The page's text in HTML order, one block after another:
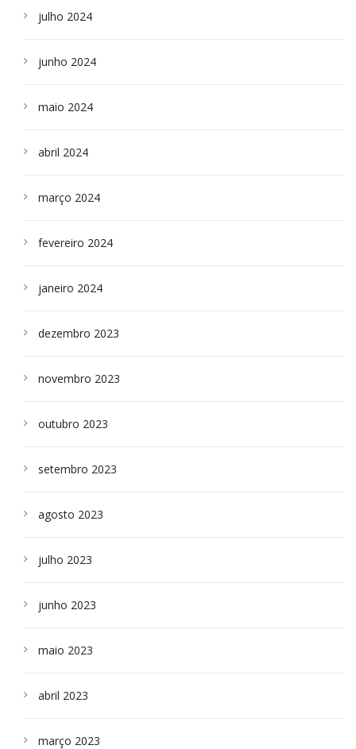
julho 2024
junho 2024
maio 2024
abril 2024
março 2024
fevereiro 2024
janeiro 2024
dezembro 2023
novembro 2023
outubro 2023
setembro 2023
agosto 2023
julho 2023
junho 2023
maio 2023
abril 2023
março 2023